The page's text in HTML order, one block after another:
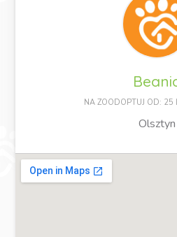
NA ZOODOPTUJ OD:
Olsztyn